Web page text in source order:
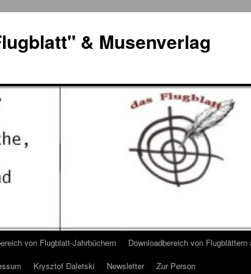
& Musenverlag
von Flugblatt-Jahrbüchern
Downloadbereich von
Krysztof Daletski Newsletter Zur Person